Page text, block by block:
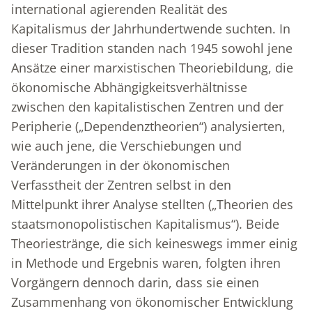
international agierenden Realität des
Kapitalismus der Jahrhundertwende suchten. In
dieser Tradition standen nach 1945 sowohl jene
Ansätze einer marxistischen Theoriebildung, die
ökonomische Abhängigkeitsverhältnisse
zwischen den kapitalistischen Zentren und der
Peripherie („Dependenztheorien“) analysierten,
wie auch jene, die Verschiebungen und
Veränderungen in der ökonomischen
Verfasstheit der Zentren selbst in den
Mittelpunkt ihrer Analyse stellten („Theorien des
staatsmonopolistischen Kapitalismus“). Beide
Theoriestränge, die sich keineswegs immer einig
in Methode und Ergebnis waren, folgten ihren
Vorgängern dennoch darin, dass sie einen
Zusammenhang von ökonomischer Entwicklung